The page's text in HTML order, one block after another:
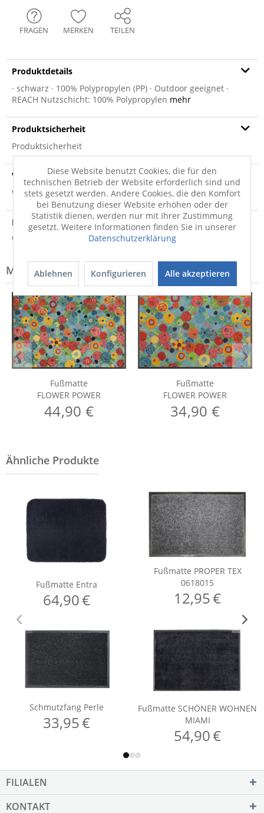
FRAGEN MERKEN TEILEN
Produktdetails
· schwarz · 100% Polypropylen (PP) · Outdoor geeignet ·
REACH Nutzschicht: 100% Polypropylen mehr
Produktsicherheit
Produktsicherheit
Versandinfo
Weitere Informationen zum Versand...
Hersteller
Weitere Informationen zum Hersteller...
Modell-Familie: POWER
Fußmatte
FLOWER POWER
44,90 €
Fußmatte
FLOWER POWER
34,90 €
FILIALEN
KONTAKT
Diese Website benutzt Cookies, die für den
technischen Betrieb der Website erforderlich sind und
stets gesetzt werden. Andere Cookies, die den Komfort
bei Benutzung dieser Website erhöhen oder der
Statistik dienen, werden nur mit Ihrer Zustimmung
gesetzt. Weitere Informationen finden Sie in unserer
Datenschutzerklärung
Ablehnen Konfigurieren Alle akzeptieren